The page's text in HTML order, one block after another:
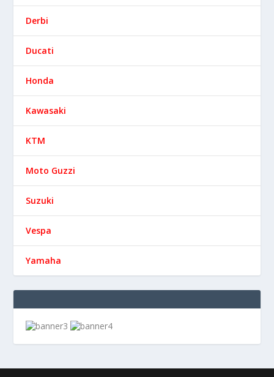
Derbi
Ducati
Honda
Kawasaki
KTM
Moto Guzzi
Suzuki
Vespa
Yamaha